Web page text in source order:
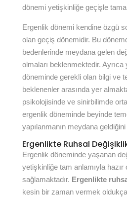
dönemi yetişkinliğe geçişle
Ergenlik dönemi kendine özgü
olan geçiş dönemidir. Bu
bedenlerinde meydana gelen
olmaları beklenmektedir.
döneminde gerekli olan bilgi ve
beklenenler arasında yer
psikolojisinde ve sinirbilimde
ergenlik döneminde beyinde
yapılanmanın meydana
Ergenlikte Ruhsal
Ergenlik döneminde yaşanan
yetişkinliğe tam anlamıyla hazır
sağlamaktadır. Ergenlikte
kesin bir zaman vermek